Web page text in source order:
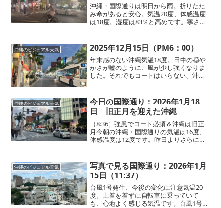
沖縄・国際通りは明日から雨。折りたた
み傘があると安心。気温20度、体感温度
は18度。湿度は83％と高めです。寒さは
通り周辺では、歩いていると少し蒸しっ
と感じる場面もあり...
沖縄のビジュアル天気 2025年12月15日（PM6：00）
年末感のない沖縄気温18度。日中の穏や
かさが嘘のように、風が少し強くなりま
した。それでもコートはいらない、沖縄
沖縄のビジュアル天気
今日の国際通り：2026年1月18
日 旧正月を迎えた沖縄
（8:36）強風でコート必須＆沖縄は旧正
月今朝の沖縄・国際通りの気温は16度、
体感温度は12度です。昨日よりさらに気
必要な一日です。「思ったより寒い」と
感じる観光客の方...
沖縄のビジュアル天気
写真で見る国際通り：2026年1月
15日（11:37）
台風1号発生、今後の変化に注意気温20
度。上着を着ずに自転車に乗っていて
も、心地よく感じる気温です。台風1号が